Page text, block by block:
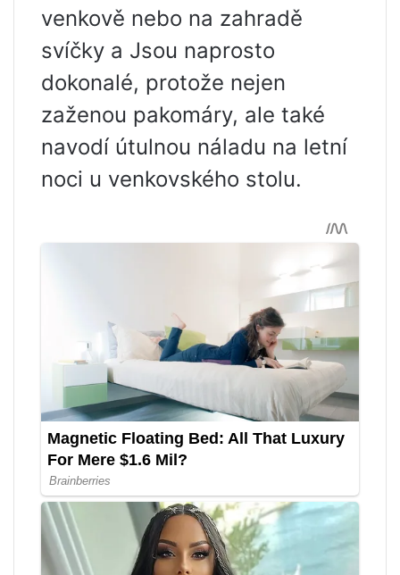
venkově nebo na zahradě
svíčky a Jsou naprosto
dokonalé, protože nejen
zaženou pakomáry, ale také
navodí útulnou náladu na letní
noci u venkovského stolu.